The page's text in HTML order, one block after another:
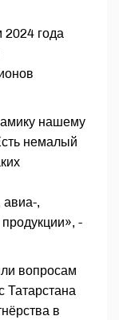
2024 года
нашему
немалый
авиа-,
-
вопросам
Татарстана
в